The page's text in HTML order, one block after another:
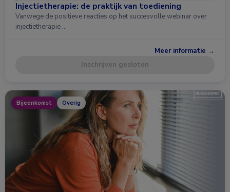
Injectietherapie: de praktijk van toediening
Vanwege de positieve reacties op het succesvolle webinar over
injectietherapie …
Meer informatie →
Inschrijven gesloten
Bijeenkomst Overig